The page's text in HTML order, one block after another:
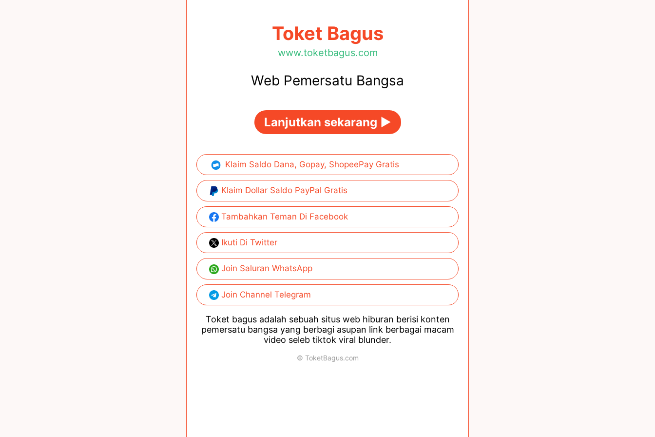
Toket Bagus
www.toketbagus.com
Web Pemersatu Bangsa
Lanjutkan sekarang ►
Klaim Saldo Dana, Gopay, ShopeePay Gratis
Klaim Dollar Saldo PayPal Gratis
Tambahkan Teman Di Facebook
Ikuti Di Twitter
Join Saluran WhatsApp
Join Channel Telegram
Toket bagus adalah sebuah situs web hiburan berisi konten
pemersatu bangsa yang berbagi asupan link berbagai macam
video seleb tiktok viral blunder.
© ToketBagus.com